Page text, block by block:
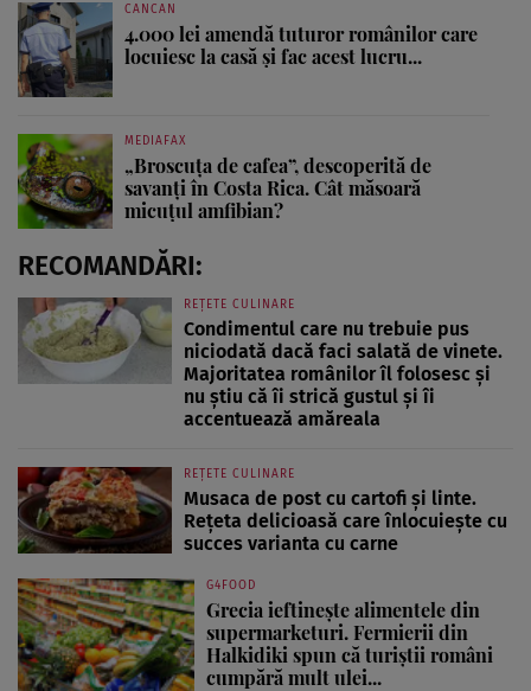
CANCAN
4.000 lei amendă tuturor românilor care
locuiesc la casă și fac acest lucru...
MEDIAFAX
„Broscuța de cafea”, descoperită de
savanți în Costa Rica. Cât măsoară
micuțul amfibian?
RECOMANDĂRI:
REȚETE CULINARE
Condimentul care nu trebuie pus
niciodată dacă faci salată de vinete.
Majoritatea românilor îl folosesc și
nu știu că îi strică gustul și îi
accentuează amăreala
REȚETE CULINARE
Musaca de post cu cartofi și linte.
Rețeta delicioasă care înlocuiește cu
succes varianta cu carne
G4FOOD
Grecia ieftinește alimentele din
supermarketuri. Fermierii din
Halkidiki spun că turiștii români
cumpără mult ulei...